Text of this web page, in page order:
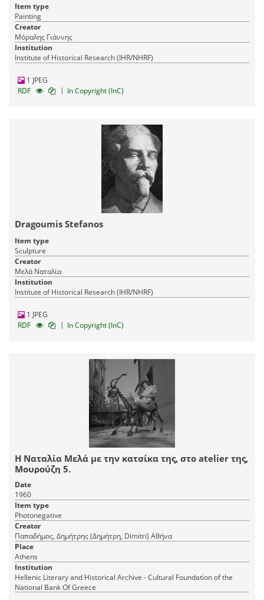
Item type
Painting
Creator
Μόραλης Γιάννης
Institution
Institute of Historical Research (IHR/NHRF)
1 JPEG
RDF
| In Copyright (InC)
Dragoumis Stefanos
Item type
Sculpture
Creator
Μελά Ναταλία
Institution
Institute of Historical Research (IHR/NHRF)
1 JPEG
RDF
| In Copyright (InC)
Η Ναταλία Μελά με την κατσίκα της, στο atelier της,
Μουρούζη 5.
Date
1960
Item type
Photonegative
Creator
Παπαδήμος, Δημήτρης (Δημήτρη, Dimitri) Αθήνα
Place
Athens
Institution
Hellenic Literary and Historical Archive - Cultural Foundation of the
National Bank Of Greece